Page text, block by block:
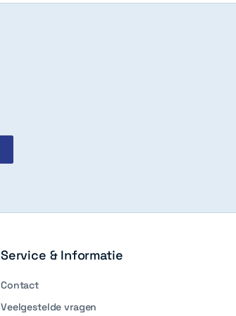
Service & Informatie
Contact
Veelgestelde vragen